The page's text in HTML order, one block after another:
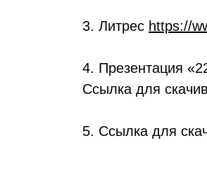
3. Литрес https://
4. Презентация
Ссылка для
5. Ссылка для